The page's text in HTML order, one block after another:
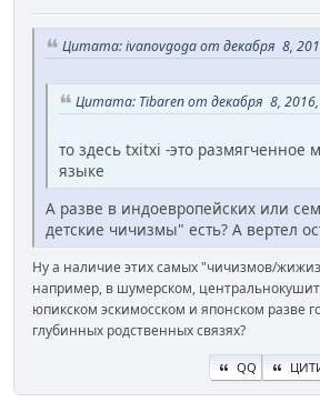
Цитата: ivanovgoga от декабря 8,
Цитата: Tibaren от декабря 8,
то здесь txitxi -это размягченное
языке
А разве в индоевропейских или
детские чичизмы" есть? А вертел
Ну а наличие этих самых "чичизмов/
например, в шумерском,
юпикском эскимосском и японском разве
глубинных родственных связях?
QQ